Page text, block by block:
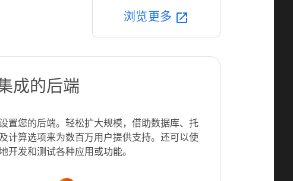
浏览更多 open_in_new
成的后端
置您的后端。轻松扩大规模，借助数据库、托
计算选项来为数百万用户提供支持。还可以使